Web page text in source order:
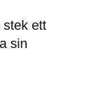
stek ett
sin